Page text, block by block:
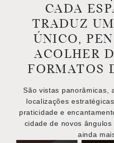
CADA
TRADUZ
ÚNICO,
ACOLHER
FORMATOS
São vistas panorâmicas,
localizações
praticidade e
cidade de novos
ainda